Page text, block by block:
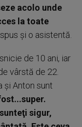
acolo unde
la toate
și o asistentă.
de 10 ani, iar
vârstă de 22.
și Anton sunt
sigur,